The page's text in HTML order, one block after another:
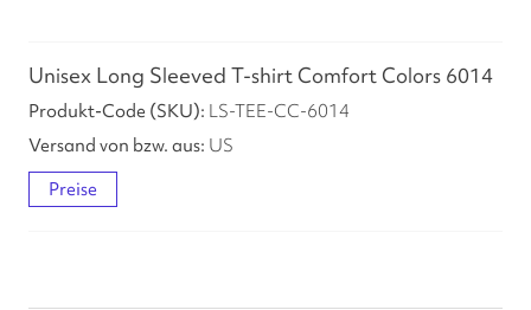
Unisex Long Sleeved T-shirt Comfort Colors 6014
LS-TEE-CC-6014
US
Preise